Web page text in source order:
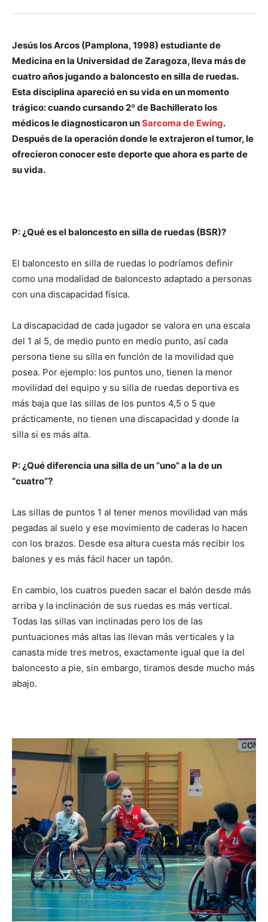
Jesús los Arcos (Pamplona, 1998) estudiante de
Medicina en la Universidad de Zaragoza, lleva más de
cuatro años jugando a baloncesto en silla de ruedas.
Esta disciplina apareció en su vida en un momento
trágico: cuando cursando 2º de Bachillerato los
médicos le diagnosticaron unSarcoma de Ewing.
Después de la operación donde le extrajeron el tumor, le
ofrecieron conocer este deporte que ahora es parte de
su vida.
P: ¿Qué es el baloncesto en silla de ruedas (BSR)?
El baloncesto en silla de ruedas lo podríamos definir
como una modalidad de baloncesto adaptado a personas
con una discapacidad física.
La discapacidad de cada jugador se valora en una escala
del 1 al 5, de medio punto en medio punto, así cada
persona tiene su silla en función de la movilidad que
posea. Por ejemplo: los puntos uno, tienen la menor
movilidad del equipo y su silla de ruedas deportiva es
más baja que las sillas de los puntos 4,5 o 5 que
prácticamente, no tienen una discapacidad y donde la
silla si es más alta.
P: ¿Qué diferencia una silla de un “uno” a la de un
“cuatro”?
Las sillas de puntos 1 al tener menos movilidad van más
pegadas al suelo y ese movimiento de caderas lo hacen
con los brazos. Desde esa altura cuesta más recibir los
balones y es más fácil hacer un tapón.
En cambio, los cuatros pueden sacar el balón desde más
arriba y la inclinación de sus ruedas es más vertical.
Todas las sillas van inclinadas pero los de las
puntuaciones más altas las llevan más verticales y la
canasta mide tres metros, exactamente igual que la del
baloncesto a pie, sin embargo, tiramos desde mucho más
abajo.